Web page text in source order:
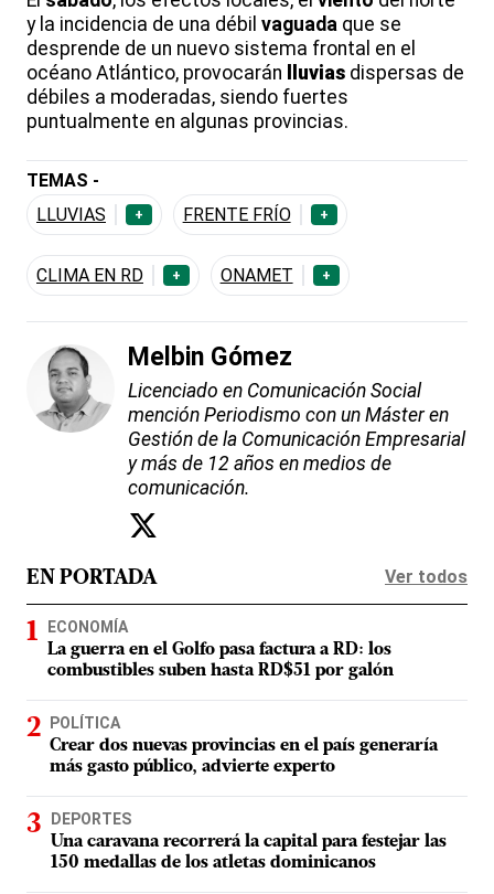
y la incidencia de una débil vaguada que se
desprende de un nuevo sistema frontal en el
océano Atlántico, provocarán
lluvias dispersas de
débiles a moderadas, siendo fuertes
puntualmente en algunas provincias.
TEMAS -
LLUVIAS
+ FRENTE FRÍO +
CLIMA EN RD + ONAMET +
Melbin Gómez
Licenciado en Comunicación Social
mención Periodismo con un Máster en
Gestión de la Comunicación Empresarial
y más de 12 años en medios de
comunicación.
EN PORTADA Ver todos
ECONOMÍA
La guerra en el Golfo pasa factura a RD: los
combustibles suben hasta RD$51 por galón
POLÍTICA
Crear dos nuevas provincias en el país generaría
más gasto público, advierte experto
DEPORTES
Una caravana recorrerá la capital para festejar las
150 medallas de los atletas dominicanos